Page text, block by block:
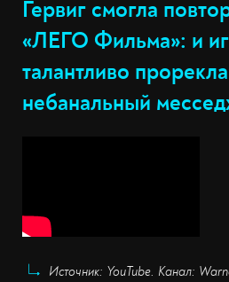
Гервиг смогла
«ЛЕГО Фильма»: и
талантливо
небанальный
Источник: YouTube. Канал: